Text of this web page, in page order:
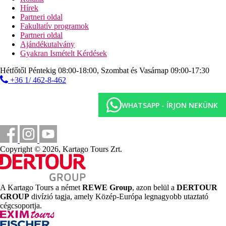
késői kijelentkezés lehetséges (a foglaltság/elérhetőség
függvényében).
Sport/szabadidő:
Sport- és szabadidős lehetőségek: strandröplabda, jóga és
fitnesz. Vízi sportok kb. 15 km-re elérhetők (részben helyi
szolgáltatóktól). Golfpálya 27 km-re található a szállodától.
Kerékpárkölcsönzés és szervezett kerékpártúrák (felár
ellenében). Wellness lehetőségek: wellness-részleg és
masszázsok felár ellenében. Szórakozás felnőtteknek: élőzene.
Egyes létesítményekért és tevékenységekért felár fizetendő.
Egyes szolgáltatások az évszaktól és a helyi időjárási
viszonyoktól függően vehetők igénybe. Nyelvek: angol.
Hitelkártyák: American Express, Visa és Euro/MasterCard.
Szállások:
Minden szoba a maximális kényelmet és pihenést szolgálja.
Minden szobához saját, zuhanyzós vagy kádas fürdőszoba
tartozik. A szobákban hajszárító, műholdas TV, széf, minibár,
kávé-/teafőző, erkély vagy terasz, valamint teljesen
légkondicionáltak. Minden szobában WiFi internet-hozzáférés
áll rendelkezésre. A szobák három kategóriába sorolhatók: a
dzsungelszobák a fák lombkoronája alatt, buja növényzettel
Hírek
Partneri oldal
Fakultatív programok
Partneri oldal
Ajándékutalvány
Gyakran Ismételt Kérdések
Hétfőtől Péntekig 08:00-18:00, Szombat és Vasárnap 09:00-17:30
+36 1/ 462-8-462
WHATSAPP - ÍRJON NEKÜNK
Copyright © 2026, Kartago Tours Zrt.
A Kartago Tours a német REWE Group, azon belül a DERTOUR
GROUP divízió tagja, amely Közép-Európa legnagyobb utaztató
cégcsoportja.